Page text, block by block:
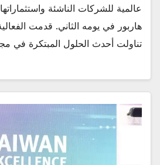
عالمية للشركات الناشئة
هاربور في يومه الثاني. قدمت
تناولت أحدث الحلول المبتكرة في